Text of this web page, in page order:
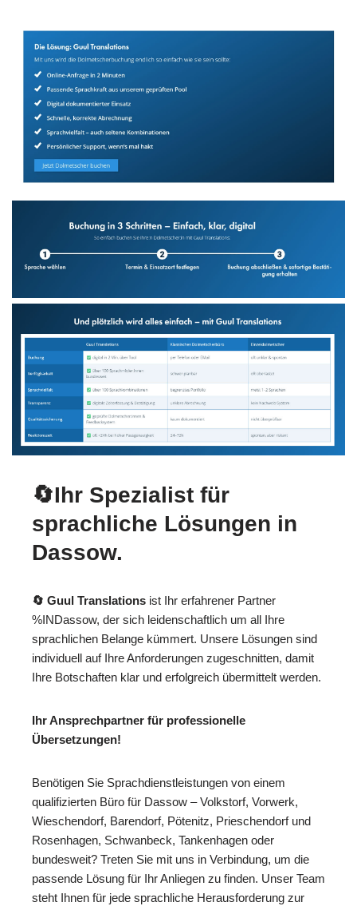
🔄Ihr Spezialist für
sprachliche Lösungen in
Dassow.
🔄 Guul Translations ist Ihr erfahrener Partner
%INDassow, der sich leidenschaftlich um all Ihre
sprachlichen Belange kümmert. Unsere Lösungen sind
individuell auf Ihre Anforderungen zugeschnitten, damit
Ihre Botschaften klar und erfolgreich übermittelt werden.
Ihr Ansprechpartner für professionelle
Übersetzungen!
Benötigen Sie Sprachdienstleistungen von einem
qualifizierten Büro für Dassow – Volkstorf, Vorwerk,
Wieschendorf, Barendorf, Pötenitz, Prieschendorf und
Rosenhagen, Schwanbeck, Tankenhagen oder
bundesweit? Treten Sie mit uns in Verbindung, um die
passende Lösung für Ihr Anliegen zu finden. Unser Team
steht Ihnen für jede sprachliche Herausforderung zur